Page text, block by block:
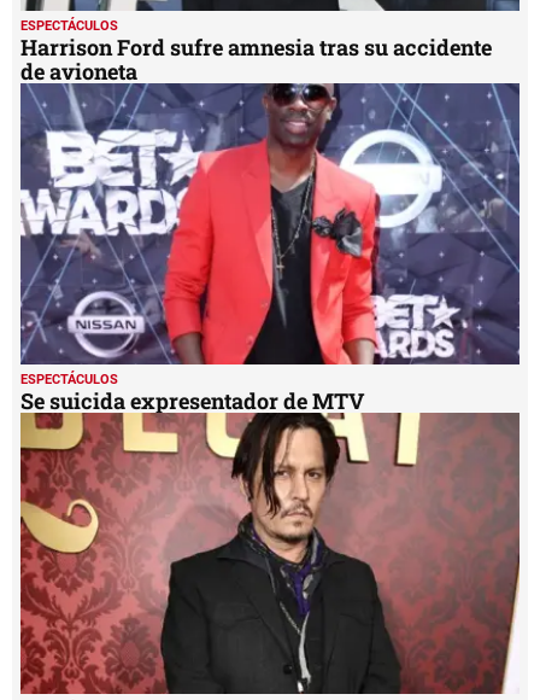
ESPECTÁCULOS
Harrison Ford sufre amnesia tras su accidente
de avioneta
ESPECTÁCULOS
Se suicida expresentador de MTV